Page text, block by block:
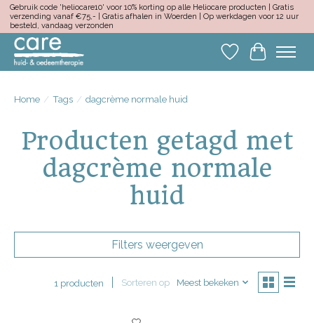
Gebruik code 'heliocare10' voor 10% korting op alle Heliocare producten | Gratis
verzending vanaf €75,- | Gratis afhalen in Woerden | Op werkdagen voor 12 uur
besteld, vandaag verzonden
Verlanglijst
Home / Tags / dagcrème normale huid
Producten getagd met
dagcrème normale
huid
Filters weergeven
1 producten Sorteren op Meest bekeken